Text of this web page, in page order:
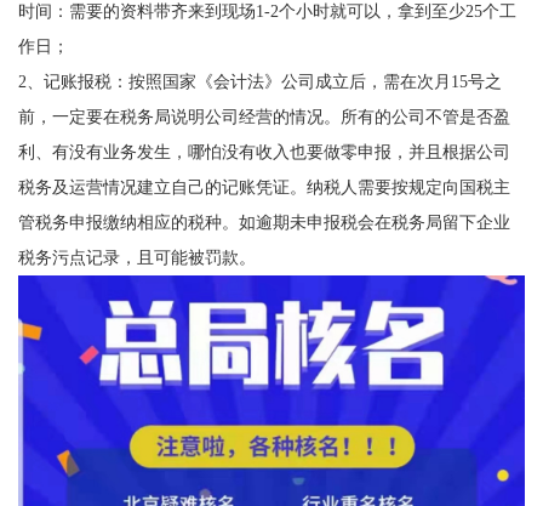
时间：需要的资料带齐来到现场1-2个小时就可以，拿到至少25个工
作日；
2、记账报税：按照国家《会计法》公司成立后，需在次月15号之
前，一定要在税务局说明公司经营的情况。所有的公司不管是否盈
利、有没有业务发生，哪怕没有收入也要做零申报，并且根据公司
税务及运营情况建立自己的记账凭证。纳税人需要按规定向国税主
管税务申报缴纳相应的税种。如逾期未申报税会在税务局留下企业
税务污点记录，且可能被罚款。